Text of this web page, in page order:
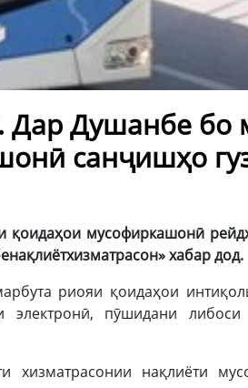
Душанбе бо
санҷишҳо
қоидаҳои мусофиркашонӣ
хабар дод.
риояи қоидаҳои
электронӣ, пӯшидани
нақлиёти